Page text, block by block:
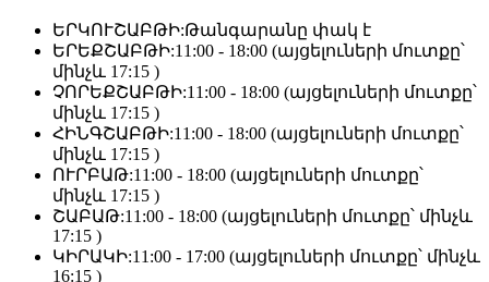
ԵՐԿՈՒՇԱԲԹԻ:Թանգարանը փակ է
ԵՐԵՔՇԱԲԹԻ:11:00 - 18:00 (այցելուների մուտքը՝
մինչև 17:15 )
ՉՈՐԵՔՇԱԲԹԻ:11:00 - 18:00 (այցելուների մուտքը՝
մինչև 17:15 )
ՀԻՆԳՇԱԲԹԻ:11:00 - 18:00 (այցելուների մուտքը՝
մինչև 17:15 )
ՈՒՐԲԱԹ:11:00 - 18:00 (այցելուների մուտքը՝
մինչև 17:15 )
ՇԱԲԱԹ:11:00 - 18:00 (այցելուների մուտքը՝ մինչև
17:15 )
ԿԻՐԱԿԻ:11:00 - 17:00 (այցելուների մուտքը՝ մինչև
16:15 )